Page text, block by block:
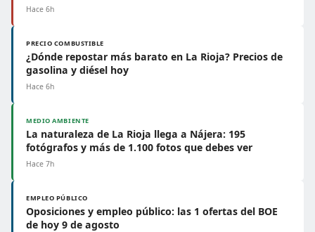
Hace 6h
PRECIO COMBUSTIBLE
¿Dónde repostar más barato en La Rioja? Precios de
gasolina y diésel hoy
Hace 6h
MEDIO AMBIENTE
La naturaleza de La Rioja llega a Nájera: 195
fotógrafos y más de 1.100 fotos que debes ver
Hace 7h
EMPLEO PÚBLICO
Oposiciones y empleo público: las 1 ofertas del BOE
de hoy 9 de agosto